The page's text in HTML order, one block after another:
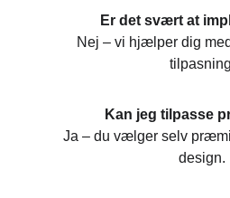
Er det svært at
Nej – vi hjælper dig
Kan jeg tilpasse
Ja – du vælger selv
design.